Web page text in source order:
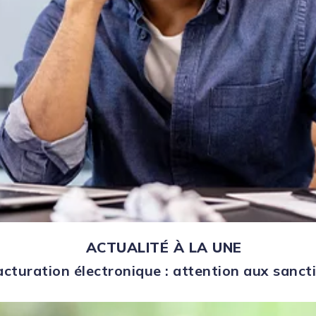
ACTUALITÉ À LA UNE
électronique : attention aux